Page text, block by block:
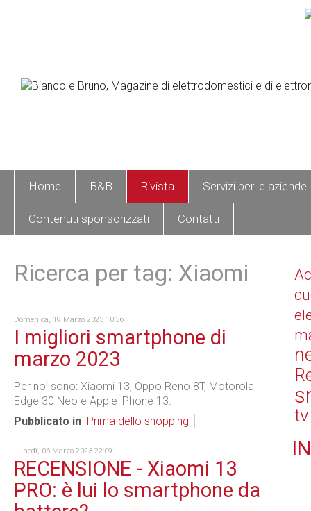
Home B&B Rivista Servizi per le aziende
Contenuti sponsorizzati Contatti
Ricerca per tag: Xiaomi
Domenica, 19 Marzo 2023 10:36
I migliori smartphone di
marzo 2023
Per noi sono: Xiaomi 13, Oppo Reno 8T, Motorola
Edge 30 Neo e Apple iPhone 13.
Pubblicato in Prima dello shopping
Lunedì, 06 Marzo 2023 22:09
RECENSIONE - Xiaomi 13
PRO: è lui lo smartphone da
tv
IN